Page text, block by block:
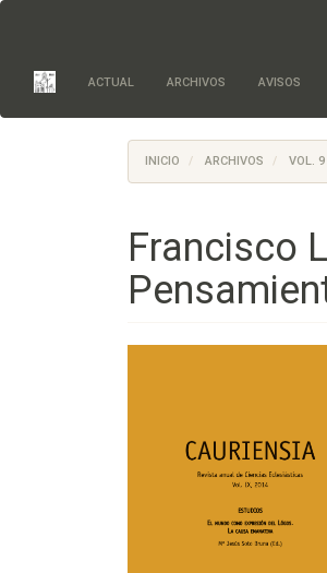
contenido
la
ACTUAL ARCHIVOS AVISOS
INICIO ARCHIVOS VOL.
Francisco
artículo